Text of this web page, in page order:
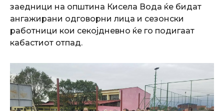
заедници на општина Кисела Вода ќе бидат
ангажирани одговорни лица и сезонски
работници кои секојдневно ќе го подигаат
кабастиот отпад.